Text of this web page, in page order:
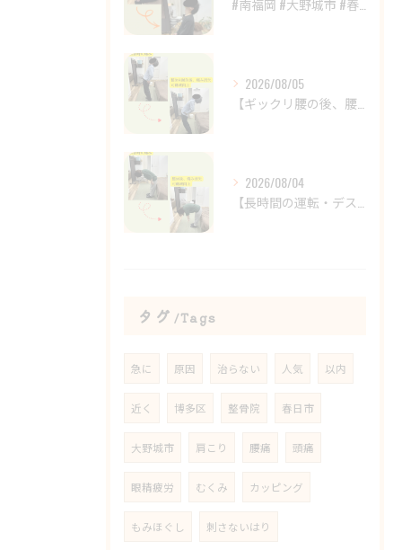
2026/08/05
2026/08/04
タグ Tags
急に 原因 治らない 人気 以内
近く 博多区 整骨院 春日市
大野城市 肩こり 腰痛 頭痛
眼精疲労 むくみ カッピング
もみほぐし 刺さないはり